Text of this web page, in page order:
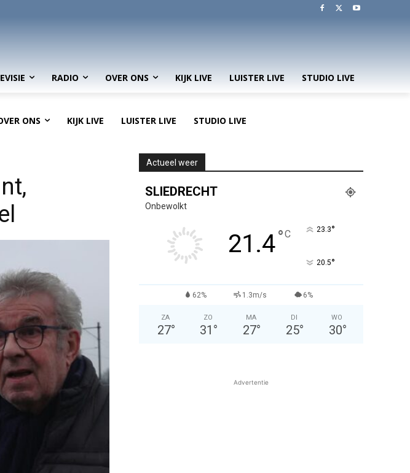
RADIO OVER ONS KIJK LIVE LUISTER LIVE STUDIO LIVE
ONS KIJK LIVE LUISTER LIVE STUDIO LIVE
Actueel weer
SLIEDRECHT
Onbewolkt
21.4°C 23.3°
20.5°
62% 1.3m/s 6%
ZA
27°
ZO
31 °
MA
27°
DI
25°
WO
30°
Advertentie